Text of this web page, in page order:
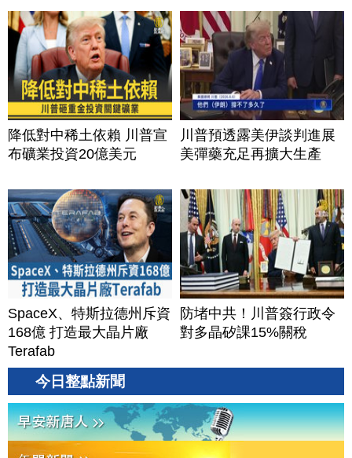
降低對中稀土依賴 川普宣
布礦業投資20億美元
川普預透露美伊談判進展
美彈藥充足再擴大生產
SpaceX、特斯拉德州斥資
168億 打造最大晶片廠
Terafab
防堵中共！川普簽行政令
對多晶矽課15%關稅
今日整點新聞